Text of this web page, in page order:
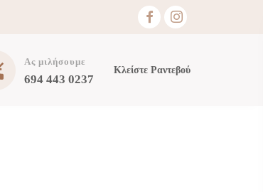
Ας μιλήσουμε
694 443 0237
Κλείστε Ραντεβού